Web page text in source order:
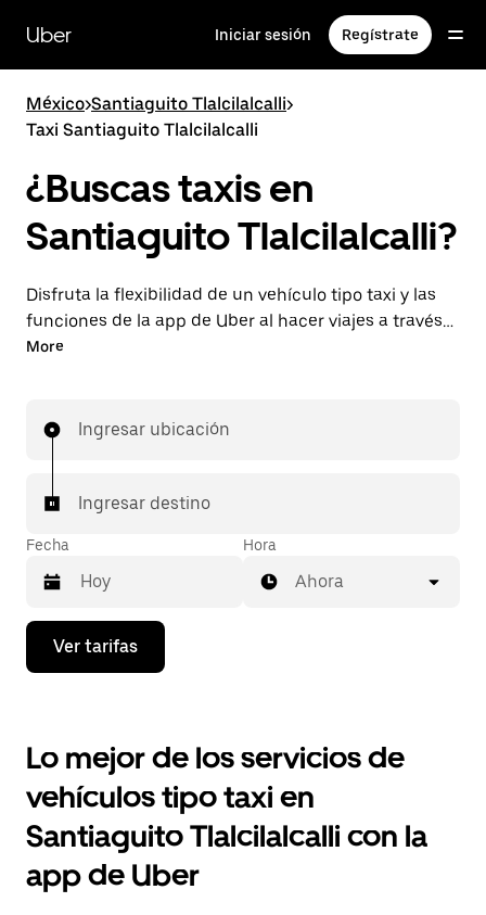
contenido
principal
Uber Iniciar sesión Regístrate
México>Santiaguito Tlalcilalcalli>
Taxi Santiaguito Tlalcilalcalli
¿Buscas taxis en
Santiaguito Tlalcilalcalli?
Disfruta la flexibilidad de un vehículo tipo taxi y las
funciones de la app de Uber al hacer viajes a través
de UberX en Santiaguito Tlalcilalcalli. Puedes solicitar
tarifas por adelantado económicas para cada viaje.
More
Ingresar ubicación
Ingresar destino
Fecha
Presiona
flecha
interactuar
con
el
calendario
y
selecciona
una
fecha.
Hora
Ahora
Ver tarifas
Lo mejor de los servicios de
vehículos tipo taxi en
Santiaguito Tlalcilalcalli con la
app de Uber